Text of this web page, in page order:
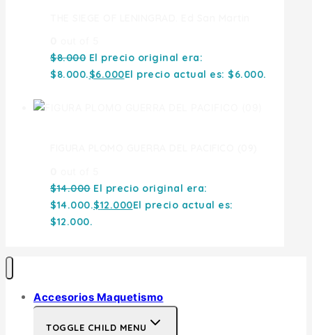
$8.000 El precio original era:
$8.000.$6.000El precio actual es: $6.000.
$14.000 El precio original era:
$14.000.$12.000El precio actual es:
$12.000.
Accesorios Maquetismo
TOGGLE CHILD MENU